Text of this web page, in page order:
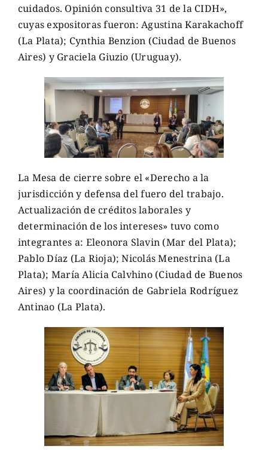
cuidados. Opinión consultiva 31 de la CIDH»,
cuyas expositoras fueron: Agustina Karakachoff
(La Plata); Cynthia Benzion (Ciudad de Buenos
Aires) y Graciela Giuzio (Uruguay).
La Mesa de cierre sobre el «Derecho a la
jurisdicción y defensa del fuero del trabajo.
Actualización de créditos laborales y
determinación de los intereses» tuvo como
integrantes a: Eleonora Slavin (Mar del Plata);
Pablo Díaz (La Rioja); Nicolás Menestrina (La
Plata); María Alicia Calvhino (Ciudad de Buenos
Aires) y la coordinación de Gabriela Rodríguez
Antinao (La Plata).